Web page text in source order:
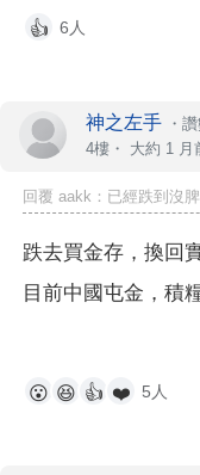
👍 6人
神之左手 ・
4樓・ 大約 1 月
回覆 aakk：已經跌到沒
跌去買金存，換回
目前中國屯金，積
😮 😆 👍 ❤️ 5人